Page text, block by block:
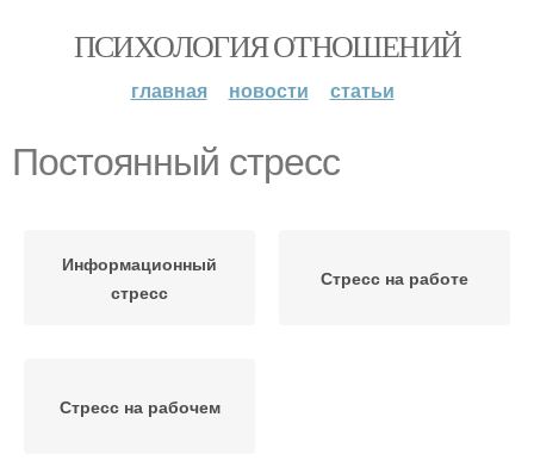
ПСИХОЛОГИЯ ОТНОШЕНИЙ
главная новости статьи
Постоянный стресс
Информационный
стресс
Стресс на работе
Стресс на рабочем